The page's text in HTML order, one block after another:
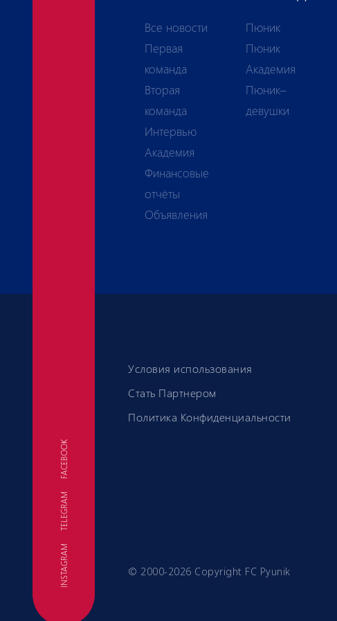
INSTAGRAM
TELEGRAM
FACEBOOK
ФК
Все новости
Первая
команда
Вторая
команда
Интервью
Академия
Финансовые
отчёты
Объявления
Пюник
Пюник
Академия
Пюник–
девушки
Условия использования
Стать Партнером
Политика Конфиденциальности
© 2000-2026 Copyright FC Pyunik